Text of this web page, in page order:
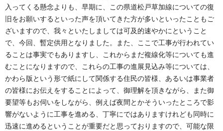
入ってくる懸念よりも、早期に、この県道松戸草加線についての復
旧をお願いするといった声を頂いてきた方が多いといったこともご
ざいますので、我々といたしましては可及的速やかにということ
で、今回、暫定供用となりました。また、ここで工事が行われてい
ることは事実でもありますし、これからまだ複線化等についても進
むことになりますので、これらの工事の進展見込み等については、
かわら版という形で紙にして関係する住民の皆様、あるいは事業者
の皆様にお伝えをすることによって、御理解を頂きながら、また御
要望等もお伺いをしながら、例えば夜間とかそういったところで影
響がないように工事を進める、丁寧にではありますけれども同時に
迅速に進めるということが重要だと思っておりますので、可能な限